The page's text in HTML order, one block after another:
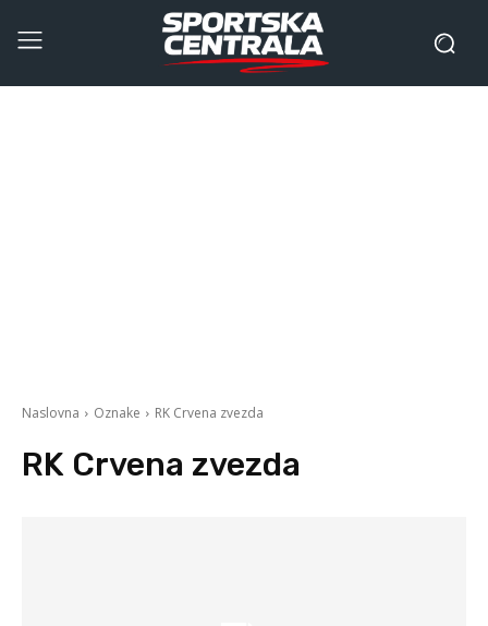
Naslovna Oznake RK Crvena zvezda
RK Crvena zvezda